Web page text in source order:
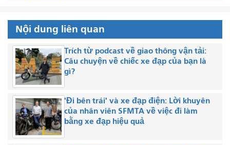
Nội dung liên quan
Trích từ podcast về giao thông vận tải:
Câu chuyện về chiếc xe đạp của bạn là
gì?
'Đi bên trái' và xe đạp điện: Lời khuyên
của nhân viên SFMTA về việc đi làm
bằng xe đạp hiệu quả